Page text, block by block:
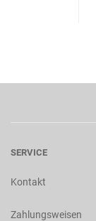
SERVICE
Kontakt
Zahlungsweisen